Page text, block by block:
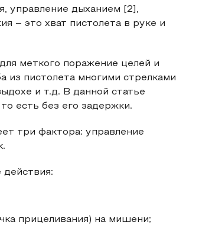
управление дыханием [2],
– это хват пистолета в руке и
меткого поражение целей и
из пистолета многими стрелками
и т.д. В данной статье
есть без его задержки.
три фактора: управление
прицеливания) на мишени;